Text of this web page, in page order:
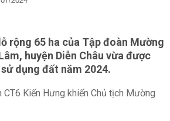
rộng 65 ha của Tập đoàn Mường
huyện Diễn Châu vừa được
dụng đất năm 2024.
CT6 Kiến Hưng khiến Chủ tịch Mường